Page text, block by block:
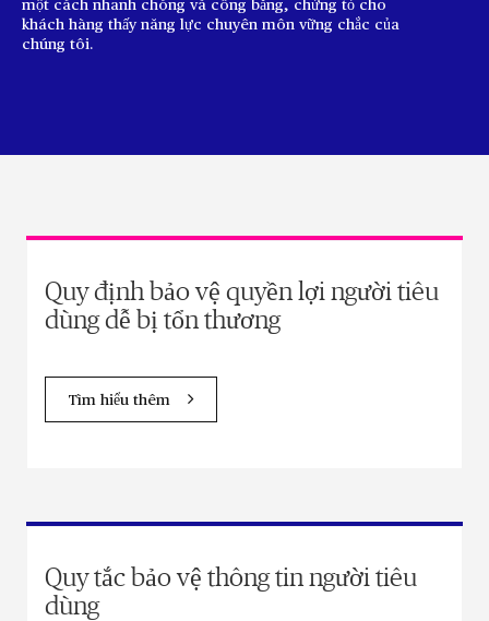
một cách nhanh chóng và công bằng, chứng tỏ cho
khách hàng thấy năng lực chuyên môn vững chắc của
chúng tôi.
Quy định bảo vệ quyền lợi người tiêu
dùng dễ bị tổn thương
Tìm hiểu thêm
Quy tắc bảo vệ thông tin người tiêu
dùng